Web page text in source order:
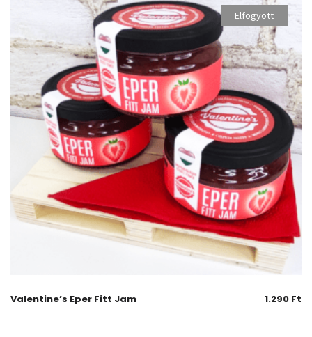
Elfogyott
Valentine’s Eper Fitt Jam 1.290 Ft